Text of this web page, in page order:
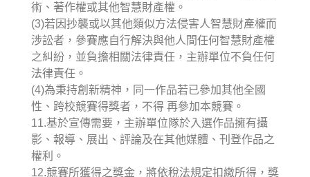
術、著作權或其他智慧財產權。
(3)若因抄襲或以其他類似方法侵害人智慧財產權而
涉訟者，參賽應自行解決與他人間任何智慧財產權
之糾紛，並負擔相關法律責任，主辦單位不負任何
法律責任。
(4)為秉持創新精神，同一作品若已參加其他全國
性、跨校競賽得獎者，不得 再參加本競賽。
11.基於宣傳需要，主辦單位隊於入選作品擁有攝
影、報導、展出、評論及在其他媒體、刊登作品之
權利。
12.競賽所獲得之獎金，將依稅法規定扣繳所得，獎